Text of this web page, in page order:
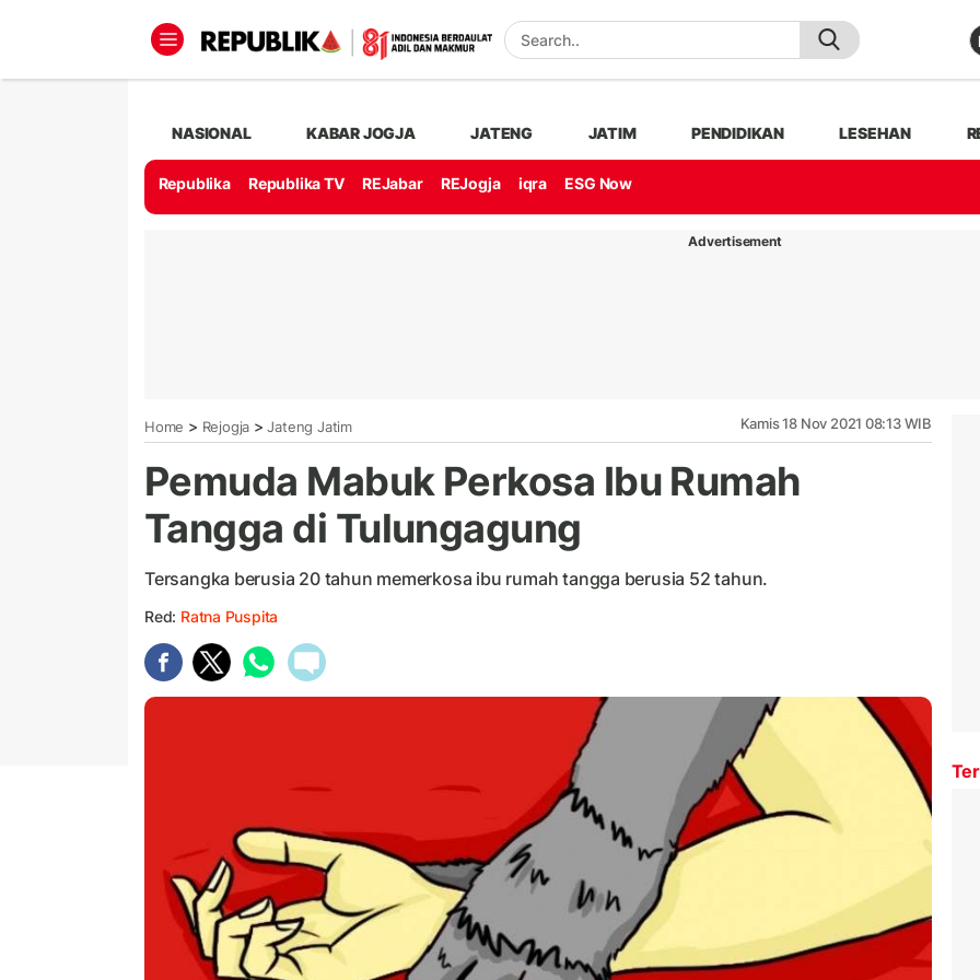
NASIONAL KABAR JOGJA JATENG JATIM PENDIDIKAN LESEHAN
Republika Republika TV REJabar REJogja iqra ESG Now
Advertisement
Home > Rejogja > Jateng Jatim Kamis 18 Nov 2021 08:13 WIB
Pemuda Mabuk Perkosa Ibu Rumah
Tangga di Tulungagung
Tersangka berusia 20 tahun memerkosa ibu rumah tangga berusia 52 tahun.
Red: Ratna Puspita